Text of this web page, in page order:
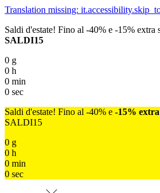
Translation missing:
Saldi d'estate! Fino al -40% e -15% extra
SALDI15
0 g
0 h
0 min
0 sec
Saldi d'estate! Fino al -40% e -15% extra
SALDI15
0 g
0 h
0 min
0 sec